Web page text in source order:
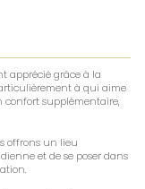
apprécié grâce à la
à qui aime
confort supplémentaire,
offrons un lieu
et de se poser dans